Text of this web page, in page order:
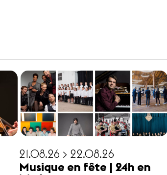
21.08.26 > 22.08.26
Musique en fête | 24h en